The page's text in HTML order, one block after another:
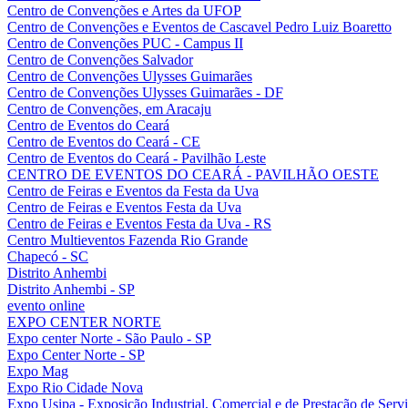
Centro de Convenções e Artes da UFOP
Centro de Convenções e Eventos de Cascavel Pedro Luiz Boaretto
Centro de Convenções PUC - Campus II
Centro de Convenções Salvador
Centro de Convenções Ulysses Guimarães
Centro de Convenções Ulysses Guimarães - DF
Centro de Convenções, em Aracaju
Centro de Eventos do Ceará
Centro de Eventos do Ceará - CE
Centro de Eventos do Ceará - Pavilhão Leste
CENTRO DE EVENTOS DO CEARÁ - PAVILHÃO OESTE
Centro de Feiras e Eventos da Festa da Uva
Centro de Feiras e Eventos Festa da Uva
Centro de Feiras e Eventos Festa da Uva - RS
Centro Multieventos Fazenda Rio Grande
Chapecó - SC
Distrito Anhembi
Distrito Anhembi - SP
evento online
EXPO CENTER NORTE
Expo center Norte - São Paulo - SP
Expo Center Norte - SP
Expo Mag
Expo Rio Cidade Nova
Expo Usipa - Exposição Industrial, Comercial e de Prestação de